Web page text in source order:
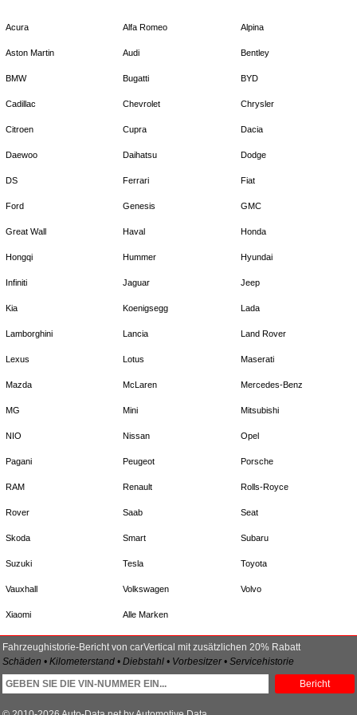
Acura Alfa Romeo Alpina
Aston Martin Audi Bentley
BMW Bugatti BYD
Cadillac Chevrolet Chrysler
Citroen Cupra Dacia
Daewoo Daihatsu Dodge
DS Ferrari Fiat
Ford Genesis GMC
Great Wall Haval Honda
Hongqi Hummer Hyundai
Infiniti Jaguar Jeep
Kia Koenigsegg Lada
Lamborghini Lancia Land Rover
Lexus Lotus Maserati
Mazda McLaren Mercedes-Benz
MG Mini Mitsubishi
NIO Nissan Opel
Pagani Peugeot Porsche
RAM Renault Rolls-Royce
Rover Saab Seat
Skoda Smart Subaru
Suzuki Tesla Toyota
Vauxhall Volkswagen Volvo
Xiaomi Alle Marken
Fahrzeughistorie-Bericht von carVertical mit zusätzlichen 20% Rabatt
Schäden • Kilometerstand • Diebstahl • Vorbesitzer • Servicehistorie
Bericht